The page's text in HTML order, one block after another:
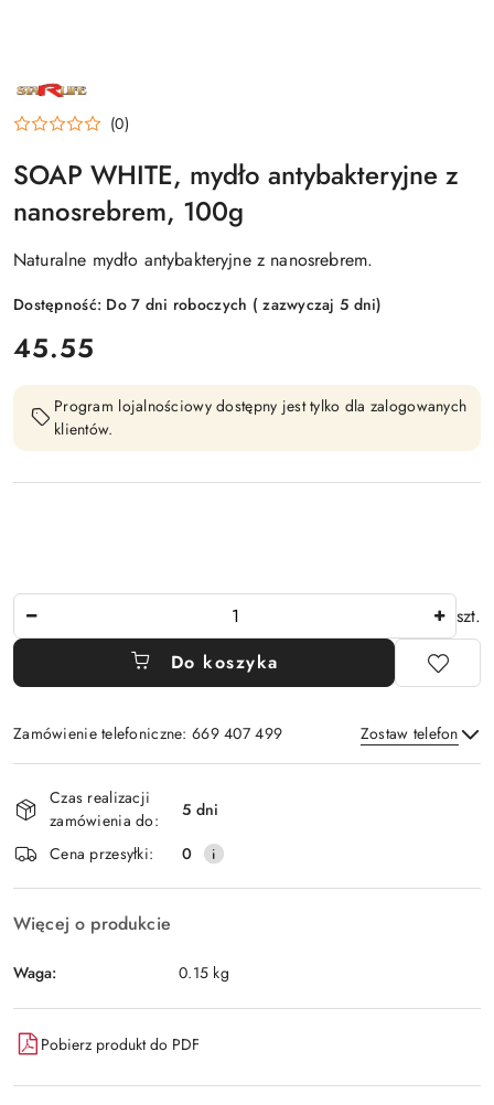
NAZWA
PRODUCENTA:
STARLIFE (0)
SOAP WHITE, mydło antybakteryjne z
nanosrebrem, 100g
Naturalne mydło antybakteryjne z nanosrebrem.
Dostępność: Do 7 dni roboczych ( zazwyczaj 5 dni)
cena:
45.55
Program lojalnościowy dostępny jest tylko dla zalogowanych
klientów.
szt.
Do koszyka
Zamówienie telefoniczne: 669 407 499 Zostaw telefon
i
dostawa
Czas realizacji
zamówienia do:
5 dni
Cena przesyłki:
0
Więcej o produkcie
Waga: 0.15 kg
Pobierz produkt do PDF